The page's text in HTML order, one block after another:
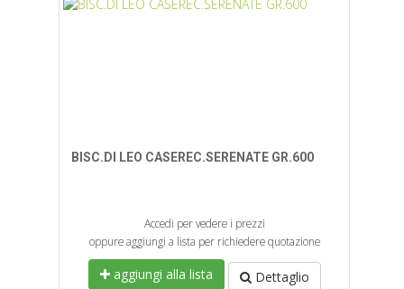
BISC.DI LEO CASEREC.SERENATE GR.600
Accedi per vedere i prezzi
oppure aggiungi a lista per richiedere quotazione
aggiungi alla lista Dettaglio